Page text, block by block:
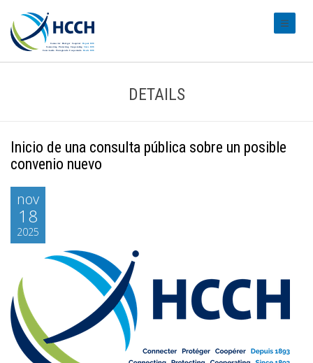
DETAILS
Inicio de una consulta pública sobre un posible
convenio nuevo
nov
18
2025